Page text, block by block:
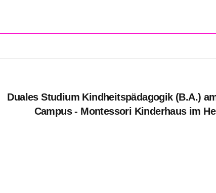
Duales Studium Kindheitspädagogik (B.A.)
Campus - Montessori Kinderhaus im